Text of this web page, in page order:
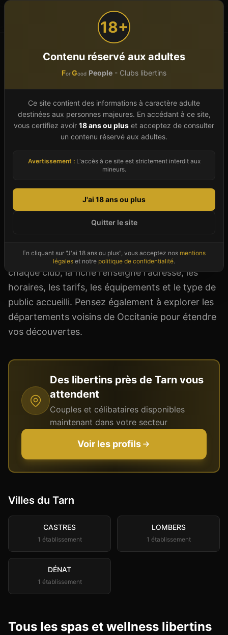
18+
Contenu réservé aux adultes
ForGood People - Clubs libertins
Ce site contient des informations à caractère adulte
destinées aux personnes majeures. En accédant à ce site,
vous certifiez avoir 18 ans ou plus et acceptez de consulter
un contenu réservé aux adultes.
Avertissement :L'accès à ce site est strictement interdit aux
mineurs.
J'ai 18 ans ou plus
Quitter le site
En cliquant sur "J'ai 18 ans ou plus", vous acceptez nos mentions
légales et notre politique de confidentialité.
Accueil Spas et wellness libertins Occitanie
Spa et hammam libertin
Tarn (81)
Découvrez le milieu libertin du Tarn (81) grâce à
notre annuaire 2026 : 3 clubs libertins et
département. Le Tarn fait partie de la région
de qualité. Notre guide vous accompagne dans
le choix du bon établissement en fonction de vos
envies : rencontre en club, moment détente au
ambiance échangiste ou soirée thématique. Pour
chaque club, la fiche renseigne l'adresse, les
horaires, les tarifs, les équipements et le type de
public accueilli. Pensez également à explorer les
départements voisins de Occitanie pour étendre
vos découvertes.
Des libertins près de Tarn vous
attendent
Couples et célibataires disponibles
maintenant dans votre secteur
Voir les profils
Villes du Tarn
CASTRES
1 établissement
LOMBERS
1 établissement
DÉNAT
1 établissement
Tous les spas et wellness libertins